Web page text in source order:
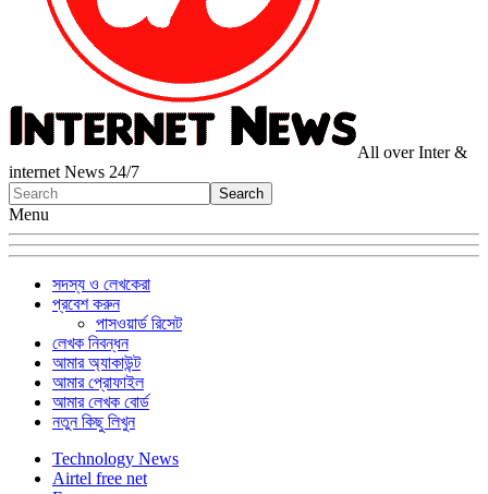
All over Inter &
internet News 24/7
Menu
সদস্য ও লেখকেরা
প্রবেশ করুন
পাসওয়ার্ড রিসেট
লেখক নিবন্ধন
আমার অ্যাকাউন্ট
আমার প্রোফাইল
আমার লেখক বোর্ড
নতুন কিছু লিখুন
Technology News
Airtel free net